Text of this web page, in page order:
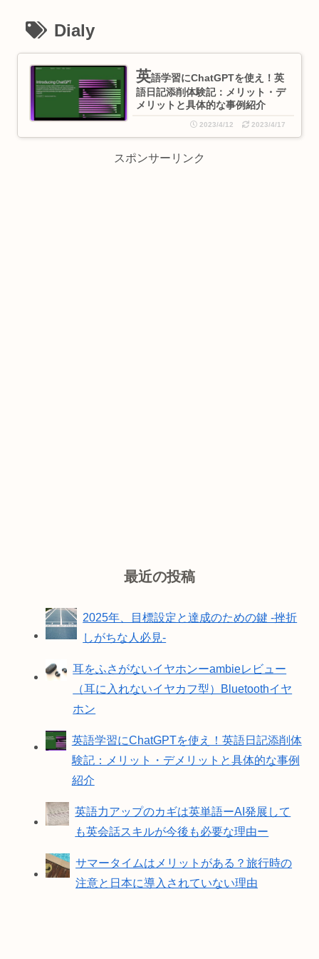
Dialy
英語学習にChatGPTを使え！英
語日記添削体験記：メリット・デ
メリットと具体的な事例紹介
2023/4/12 2023/4/17
スポンサーリンク
最近の投稿
2025年、目標設定と達成のための鍵 -挫折
しがちな人必見-
耳をふさがないイヤホンーambieレビュー
（耳に入れないイヤカフ型）Bluetoothイヤ
ホン
英語学習にChatGPTを使え！英語日記添削体
験記：メリット・デメリットと具体的な事例
紹介
英語力アップのカギは英単語ーAI発展して
も英会話スキルが今後も必要な理由ー
サマータイムはメリットがある？旅行時の
注意と日本に導入されていない理由